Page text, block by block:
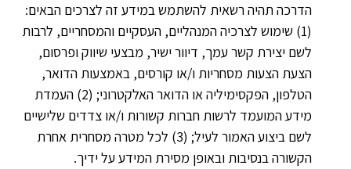
הדרכה תהיה רשאית להשתמש במידע זה לצרכים הבאים:
(1) שימוש לצרכיה המנהליים, העסקיים והמסחריים, לרבות
לשם יצירת קשר עמך, דיוור ישיר, מבצעי שיווק ופרסום,
הצעת הצעות מסחריות ו/או קורסים, באמצעות הדואר,
הטלפון, הפקסימיליה או הדואר האלקטרוני; (2) העמדת
מידע המועמד לרשות חברות קשורות ו/או צדדים שלישיים
לשם ביצוע האמור לעיל; (3) לכל מטרה מסחרית אחרת
הקשורה בנסיבות ובאופן מסירת המידע על ידיך.